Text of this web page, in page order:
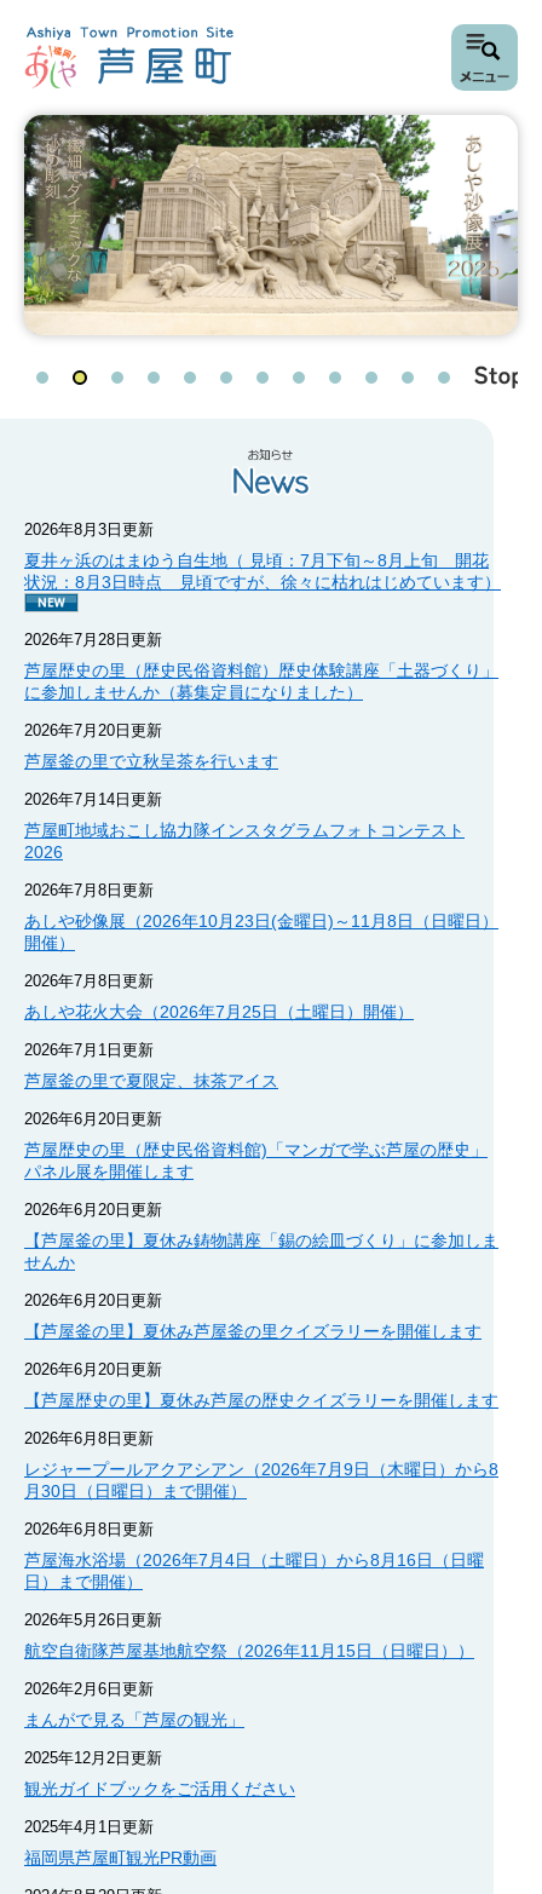
2026年8月3日更新
夏井ヶ浜のはまゆう自生地（ 見頃：7月下旬～8月上旬 開花
状況：8月3日時点 見頃ですが、徐々に枯れはじめています）
2026年7月28日更新
芦屋歴史の里（歴史民俗資料館）歴史体験講座「土器づくり」
に参加しませんか（募集定員になりました）
2026年7月20日更新
芦屋釜の里で立秋呈茶を行います
2026年7月14日更新
芦屋町地域おこし協力隊インスタグラムフォトコンテスト
2026
2026年7月8日更新
あしや砂像展（2026年10月23日(金曜日)～11月8日（日曜日）
開催）
2026年7月8日更新
あしや花火大会（2026年7月25日（土曜日）開催）
2026年7月1日更新
芦屋釜の里で夏限定、抹茶アイス
2026年6月20日更新
芦屋歴史の里（歴史民俗資料館)「マンガで学ぶ芦屋の歴史」
パネル展を開催します
2026年6月20日更新
【芦屋釜の里】夏休み鋳物講座「錫の絵皿づくり」に参加しま
せんか
2026年6月20日更新
【芦屋釜の里】夏休み芦屋釜の里クイズラリーを開催します
2026年6月20日更新
【芦屋歴史の里】夏休み芦屋の歴史クイズラリーを開催します
2026年6月8日更新
レジャープールアクアシアン（2026年7月9日（木曜日）から8
月30日（日曜日）まで開催）
2026年6月8日更新
芦屋海水浴場（2026年7月4日（土曜日）から8月16日（日曜
日）まで開催）
2026年5月26日更新
航空自衛隊芦屋基地航空祭（2026年11月15日（日曜日））
2026年2月6日更新
まんがで見る「芦屋の観光」
2025年12月2日更新
観光ガイドブックをご活用ください
2025年4月1日更新
福岡県芦屋町観光PR動画